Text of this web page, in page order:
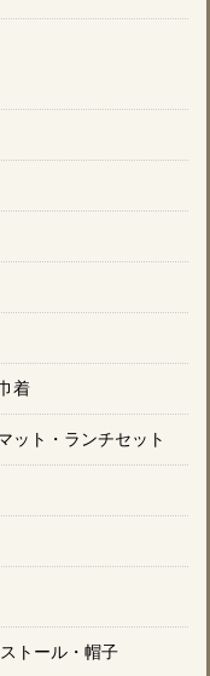
着
ット・ランチセット
トール・帽子